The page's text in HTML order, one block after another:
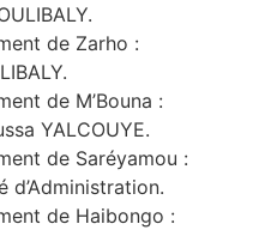
de Zarho :
de M’Bouna :
YALCOUYE.
de Saréyamou :
d’Administration.
de Haibongo :